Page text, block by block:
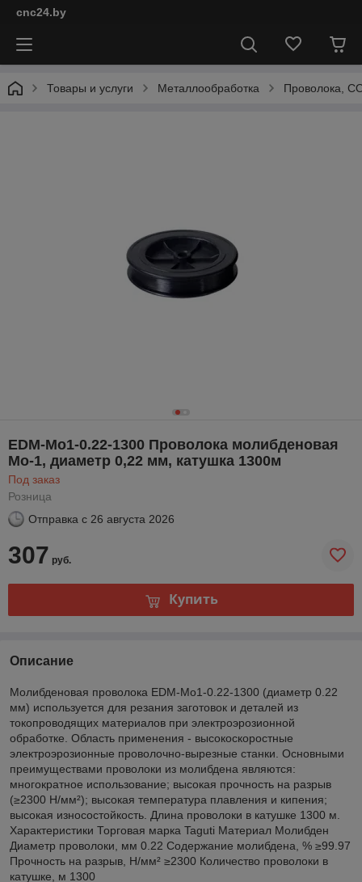
cnc24.by
Товары и услуги Металлообработка Проволока,
EDM-Mo1-0.22-1300 Проволока молибденовая
Mo-1, диаметр 0,22 мм, катушка 1300м
Под заказ
Розница
Отправка с 26 августа 2026
307 руб.
Купить
Описание
Молибденовая проволока EDM-Mo1-0.22-1300 (диаметр 0.22
мм) используется для резания заготовок и деталей из
токопроводящих материалов при электроэрозионной
обработке. Область применения - высокоскоростные
электроэрозионные проволочно-вырезные станки. Основными
преимуществами проволоки из молибдена являются:
многократное использование; высокая прочность на разрыв
(≥2300 Н/мм²); высокая температура плавления и кипения;
высокая износостойкость. Длина проволоки в катушке 1300 м.
Характеристики Торговая марка Taguti Материал Молибден
Диаметр проволоки, мм 0.22 Содержание молибдена, % ≥99.97
Прочность на разрыв, Н/мм² ≥2300 Количество проволоки в
катушке, м 1300